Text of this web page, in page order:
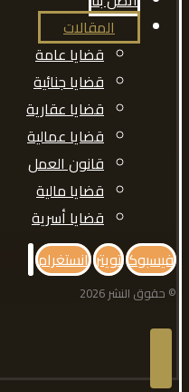
المقالات
قضايا عامة
قضايا جنائية
قضايا عقارية
قضايا عمالية
قانون العمل
قضايا مالية
قضايا أسرية
فيسبوك تويتر انستغرام
© حقوق النشر 2026